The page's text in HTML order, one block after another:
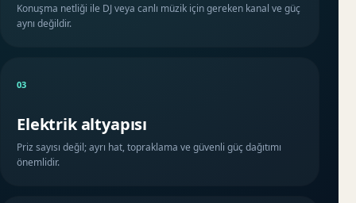
Konuşma netliği ile DJ veya canlı müzik için gereken kanal ve güç
aynı değildir.
03
Elektrik altyapısı
Priz sayısı değil; ayrı hat, topraklama ve güvenli güç dağıtımı
önemlidir.